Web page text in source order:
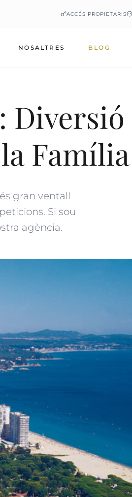
ACCÉS PROPIETARIS
NOSALTRES BLOG
Diversió
Família
gran ventall
Si sou
agència.